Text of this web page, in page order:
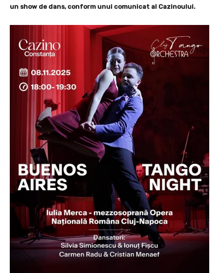
un show de dans, conform unui comunicat al Cazinoului.